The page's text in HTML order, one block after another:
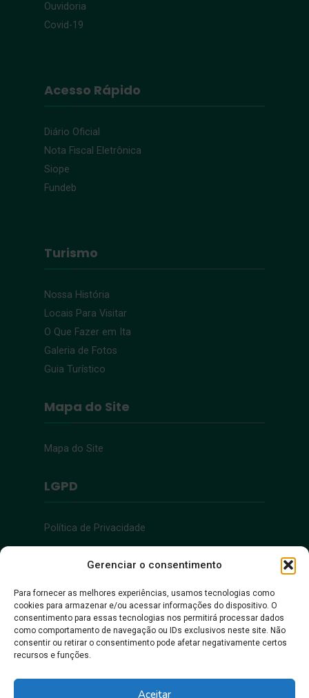
Gerenciar o consentimento
Para fornecer as melhores experiências, usamos tecnologias como
cookies para armazenar e/ou acessar informações do dispositivo. O
consentimento para essas tecnologias nos permitirá processar dados
como comportamento de navegação ou IDs exclusivos neste site. Não
consentir ou retirar o consentimento pode afetar negativamente certos
recursos e funções.
Aceitar
Ouvidoria
Covid-19
Acesso Rápido
Diário Oficial
Nota Fiscal Eletrônica
Siope
Fundeb
Turismo
Nossa História
Locais Para Visitar
O Que Fazer em Ita
Galeria de Fotos
Guia Turístico
Mapa do Site
Mapa do Site
LGPD
Política de Privacidade
Acessibilidade
Acessibilidade